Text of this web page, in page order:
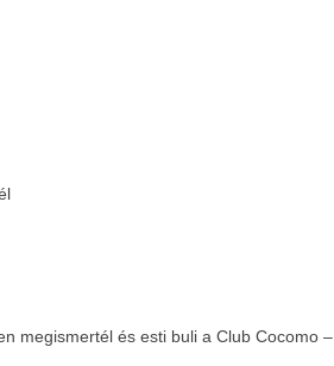
megismertél és esti buli a Club Cocomo –